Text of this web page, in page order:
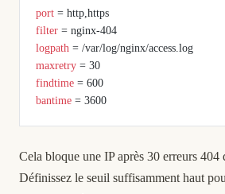
port = http,https
filter = nginx-404
logpath = /var/log/nginx/access.log
maxretry = 30
findtime = 600
bantime = 3600
Cela bloque une IP après 30 erreurs 404
Définissez le seuil suffisamment haut